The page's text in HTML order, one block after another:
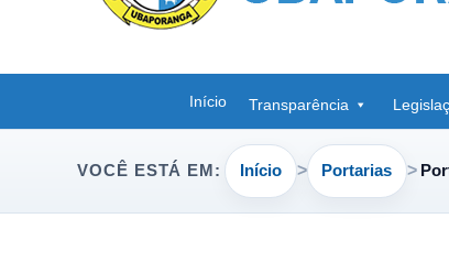
Início Transparência
VOCÊ ESTÁ EM: Início Portarias